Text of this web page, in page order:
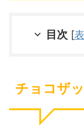
目次 [
チョコザ